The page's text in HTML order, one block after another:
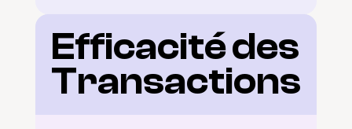
Efficacité des
Transactions